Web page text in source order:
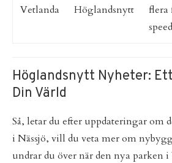
Vetlanda Höglandsnytt
flera
Höglandsnytt Nyheter:
Din Värld
Så, letar du efter uppdateringar om
i Nässjö, vill du veta mer om
undrar du över när den nya parken